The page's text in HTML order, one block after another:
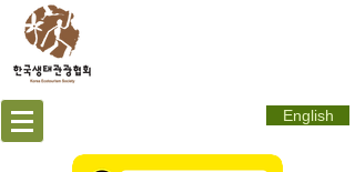
English